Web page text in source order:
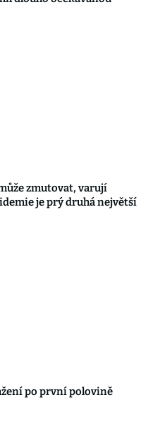
zmutovat, varují
je prý druhá největší
po první polovině